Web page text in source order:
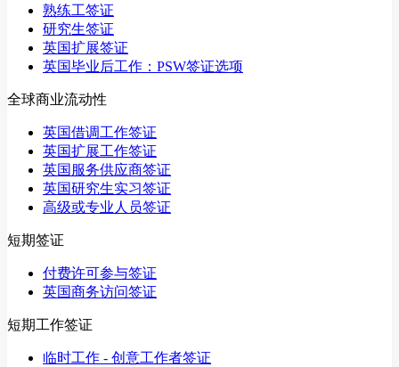
熟练工签证
研究生签证
英国扩展签证
英国毕业后工作：PSW签证选项
全球商业流动性
英国借调工作签证
英国扩展工作签证
英国服务供应商签证
英国研究生实习签证
高级或专业人员签证
短期签证
付费许可参与签证
英国商务访问签证
短期工作签证
临时工作 - 创意工作者签证